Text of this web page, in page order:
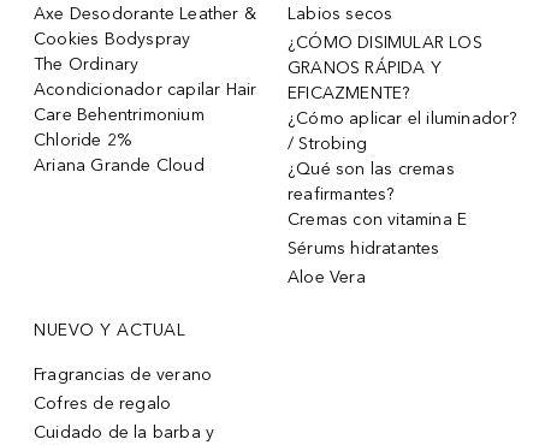
Axe Desodorante Leather &
Cookies Bodyspray
The Ordinary
Acondicionador capilar Hair
Care Behentrimonium
Chloride 2%
Ariana Grande Cloud
Labios secos
¿CÓMO DISIMULAR LOS
GRANOS RÁPIDA Y
EFICAZMENTE?
¿Cómo aplicar el iluminador?
/ Strobing
¿Qué son las cremas
reafirmantes?
Cremas con vitamina E
Sérums hidratantes
Aloe Vera
NUEVO Y ACTUAL
Fragrancias de verano
Cofres de regalo
Cuidado de la barba y